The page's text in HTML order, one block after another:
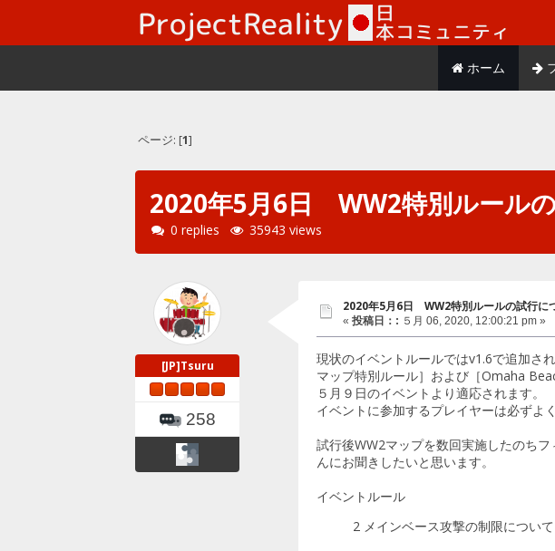
ホーム
ページ: [1]
2020年5月6日 WW2特別ルール
0 replies 35943 views
[JP]Tsuru
258
2020年5月6日 WW2特別ルールの試行に
« 投稿日：: ５月 06, 2020, 12:00:21 pm »
現状のイベントルールではv1.6で追加さ
マップ特別ルール］および［Omaha
５月９日のイベントより適応されます。
イベントに参加するプレイヤーは必ずよ
試行後WW2マップを数回実施したのち
んにお聞きしたいと思います。
イベントルール
2 メインベース攻撃の制限について